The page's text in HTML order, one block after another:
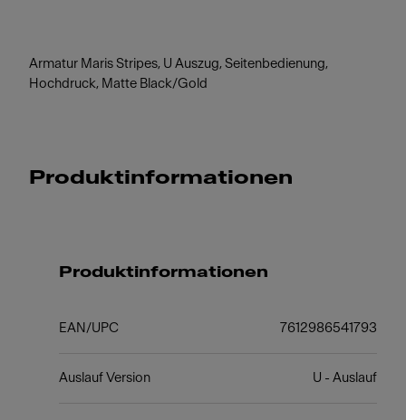
Armatur Maris Stripes, U Auszug, Seitenbedienung,
Hochdruck, Matte Black/Gold
Produktinformationen
Produktinformationen
EAN/UPC 7612986541793
Auslauf Version U - Auslauf